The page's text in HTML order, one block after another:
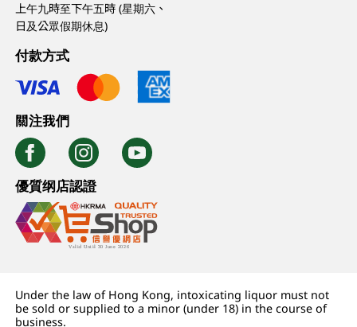
上午九時至下午五時 (星期六、
日及公眾假期休息)
付款方式
關注我們
優質纲店認證
Under the law of Hong Kong, intoxicating liquor must not
be sold or supplied to a minor (under 18) in the course of
business.